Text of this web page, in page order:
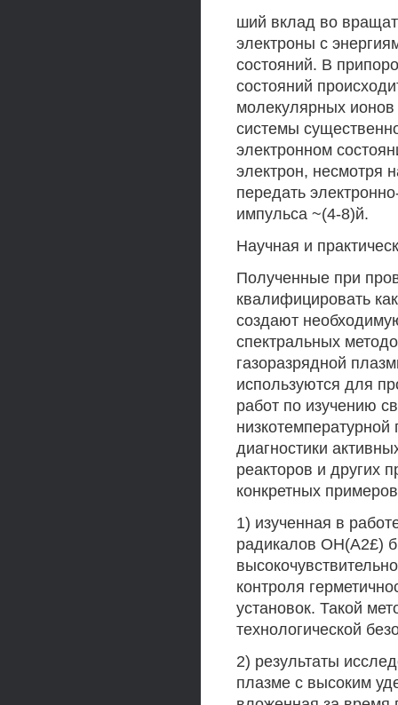
ший вклад во
электроны с
состояний. В
состояний
молекулярных ионов
системы
электронном
электрон, несмотря
передать
импульса ~(4-8)й.
Научная и
Полученные при
квалифицировать
создают
спектральных
газоразрядной
используются для
работ по изучению
диагностики
реакторов и других
конкретных
1) изученная в
радикалов ОН(А2£)
контроля
установок. Такой
технологической
2) результаты
плазме с высоким